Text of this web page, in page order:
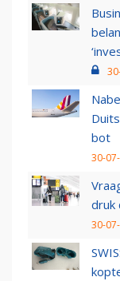
bot
30-
druk
30-